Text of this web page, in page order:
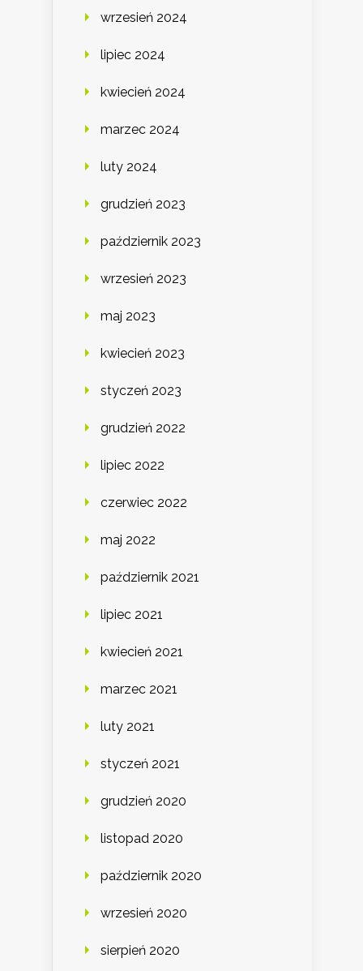
wrzesień 2024
lipiec 2024
kwiecień 2024
marzec 2024
luty 2024
grudzień 2023
październik 2023
wrzesień 2023
maj 2023
kwiecień 2023
styczeń 2023
grudzień 2022
lipiec 2022
czerwiec 2022
maj 2022
październik 2021
lipiec 2021
kwiecień 2021
marzec 2021
luty 2021
styczeń 2021
grudzień 2020
listopad 2020
październik 2020
wrzesień 2020
sierpień 2020